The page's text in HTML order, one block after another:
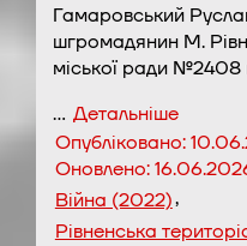
Гамаровський
шгромадянин М.
міської ради №2408
… Детальніше
Опубліковано:
Оновлено:
Війна (2022),
Рівненська